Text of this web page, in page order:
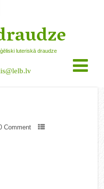
luteriskā draudze
Comment